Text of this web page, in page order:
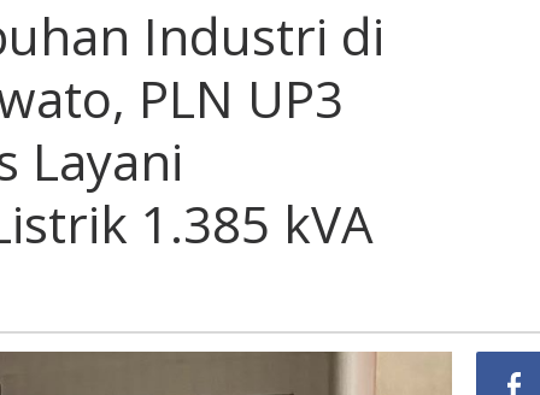
Industri di
PLN UP3
Layani
1.385 kVA